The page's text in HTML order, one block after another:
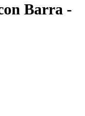
Barra -